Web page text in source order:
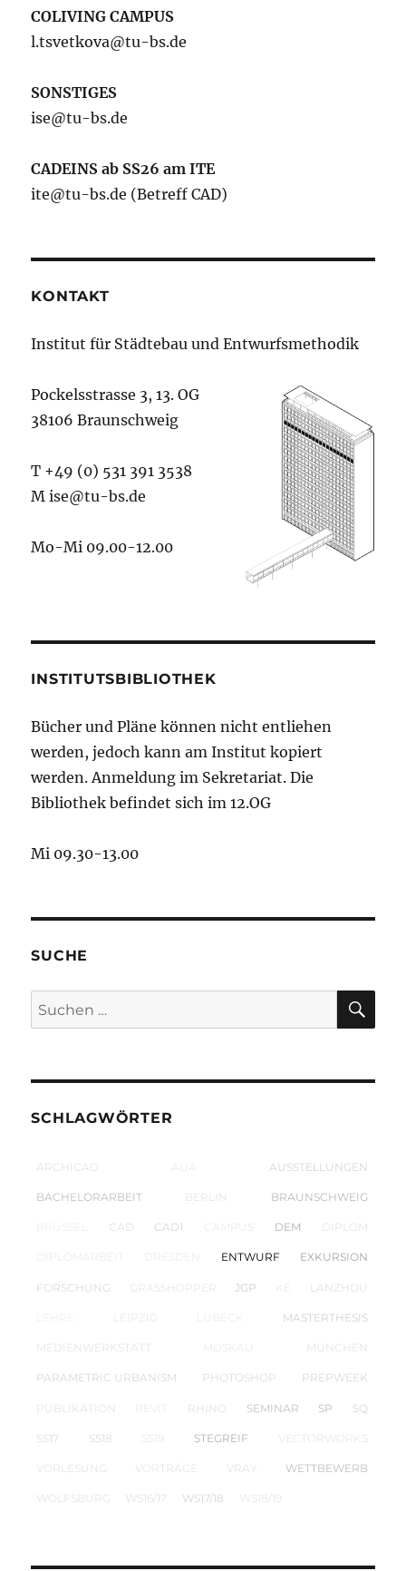
COLIVING CAMPUS
l.tsvetkova@tu-bs.de
SONSTIGES
ise@tu-bs.de
CADEINS ab SS26 am ITE
ite@tu-bs.de (Betreff CAD)
KONTAKT
Institut für Städtebau und Entwurfsmethodik
Pockelsstrasse 3, 13. OG
38106 Braunschweig
T +49 (0) 531 391 3538
M ise@tu-bs.de
Mo-Mi 09.00-12.00
INSTITUTSBIBLIOTHEK
Bücher und Pläne können nicht entliehen
werden, jedoch kann am Institut kopiert
werden. Anmeldung im Sekretariat. Die
Bibliothek befindet sich im 12.OG
Mi 09.30-13.00
SUCHE
Suchen
nach:
SCHLAGWÖRTER
ARCHICAD AUA AUSSTELLUNGEN
BACHELORARBEIT BERLIN BRAUNSCHWEIG
CAD CAD1 DEM DIPLOM
ENTWURF EXKURSION
FORSCHUNG GRASSHOPPER JGP LANZHOU
LEIPZIG MASTERTHESIS
MEDIENWERKSTATT MÜNCHEN
PARAMETRIC URBANISM PHOTOSHOP PREPWEEK
PUBLIKATION RHINO SEMINAR SP SQ
SS17 SS18 SS19 STEGREIF VECTORWORKS
VORLESUNG VORTRÄGE VRAY WETTBEWERB
WOLFSBURG WS16/17 WS17/18 WS18/19